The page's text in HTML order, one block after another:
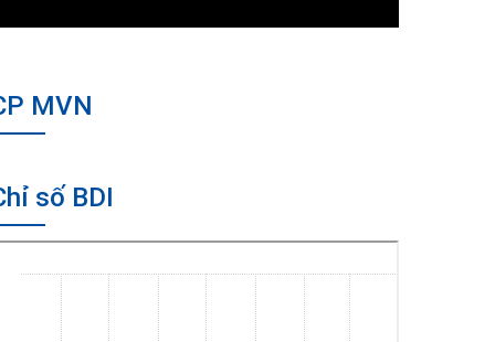
MVN
số BDI